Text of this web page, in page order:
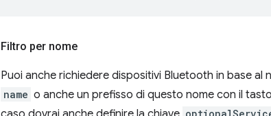
Filtro per nome
Puoi anche richiedere dispositivi Bluetooth in base
name o anche un prefisso di questo nome con il